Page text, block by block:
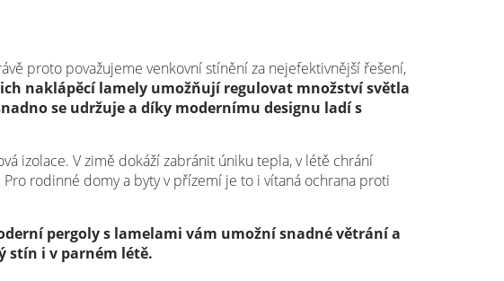
proto považujeme venkovní stínění za nejefektivnější řešení,
naklápěcí lamely umožňují regulovat množství světla
se udržuje a díky modernímu designu ladí s
izolace. V zimě dokáží zabránit úniku tepla, v létě chrání
rodinné domy a byty v přízemí je to i vítaná ochrana proti
pergoly s lamelami vám umožní snadné větrání a
stín i v parném létě.